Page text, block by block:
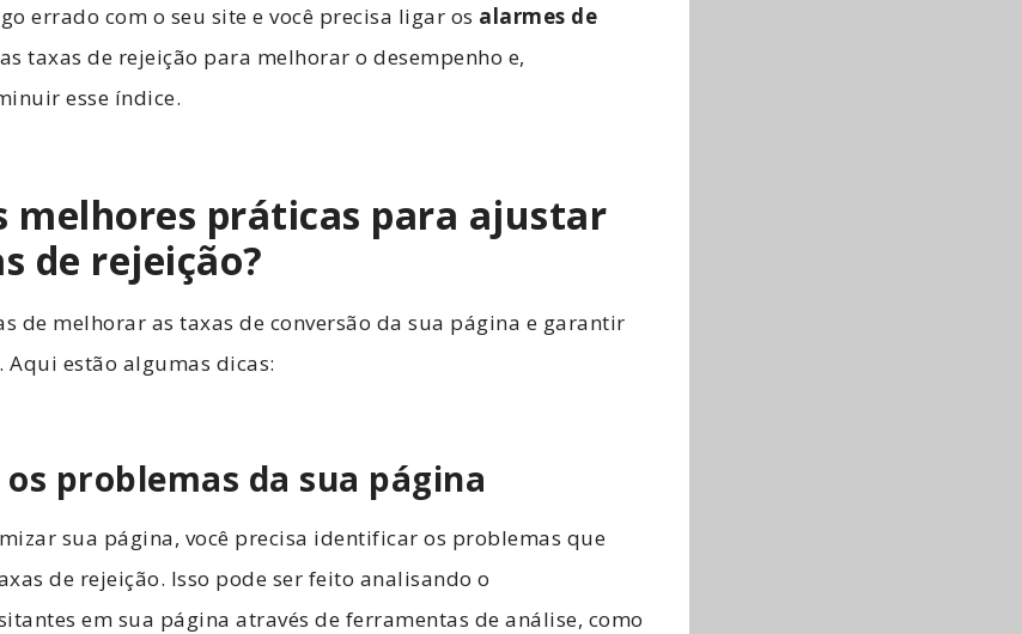
errado com o seu site e você precisa ligar os alarmes de
taxas de rejeição para melhorar o desempenho e,
esse índice.
melhores práticas para ajustar
de rejeição?
de melhorar as taxas de conversão da sua página e garantir
. Aqui estão algumas dicas:
problemas da sua página
sua página, você precisa identificar os problemas que
de rejeição. Isso pode ser feito analisando o
em sua página através de ferramentas de análise, como